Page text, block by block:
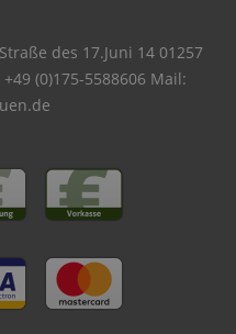
des 17.Juni 14 01257
(0)175-5588606 Mail: